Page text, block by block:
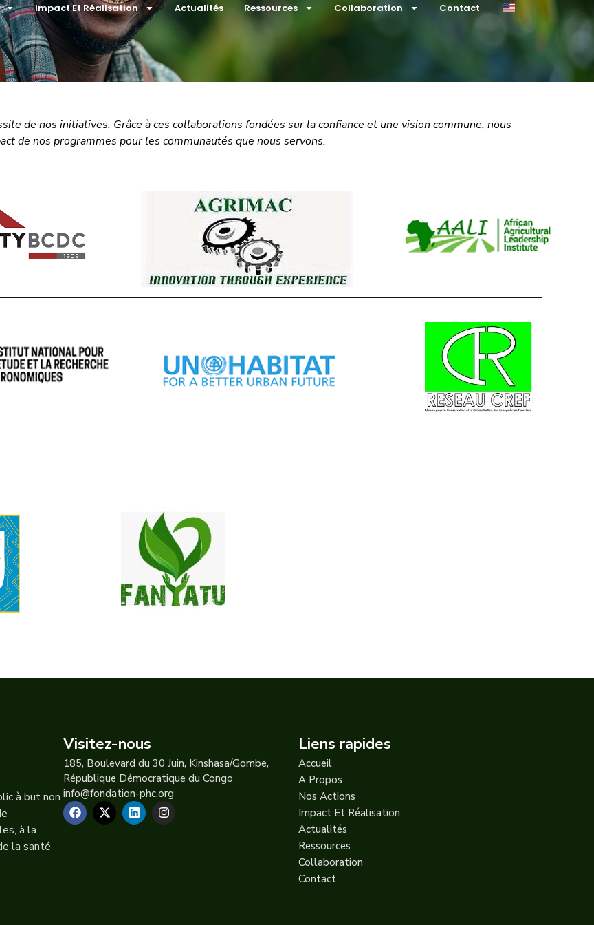
Impact Et Réalisation Actualités Ressources Collaboration Contact
de nos initiatives. Grâce à ces collaborations fondées sur la confiance et une vision commune, nous
de nos programmes pour les communautés que nous servons.
à but non
à la
la santé
Visitez-nous
185, Boulevard du 30 Juin, Kinshasa/Gombe,
République Démocratique du Congo
info@fondation-phc.org
Liens rapides
Accueil
A Propos
Nos Actions
Impact Et Réalisation
Actualités
Ressources
Collaboration
Contact